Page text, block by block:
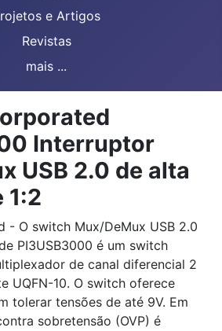
e Artigos
Revistas
mais ...
Interruptor
USB 2.0 de alta
1:2
- O switch Mux/DeMux USB 2.0
PI3USB3000 é um switch
de canal diferencial 2
UQFN-10. O switch oferece
tolerar tensões de até 9V. Em
sobretensão (OVP) é